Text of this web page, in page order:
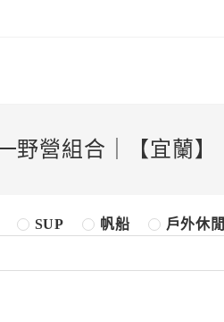
野營組合｜【宜蘭】
SUP 帆船 戶外休閒